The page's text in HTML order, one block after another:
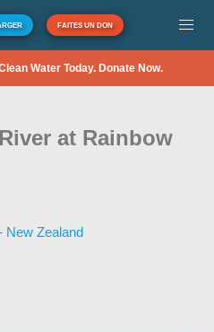
FAITES UN DON
Water Today. Donate Now.
at Rainbow
New Zealand